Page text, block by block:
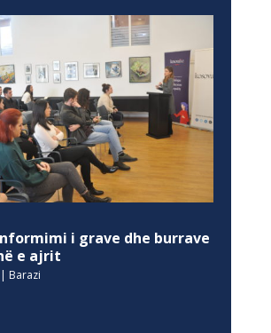
i grave dhe burrave
e ajrit
Barazi